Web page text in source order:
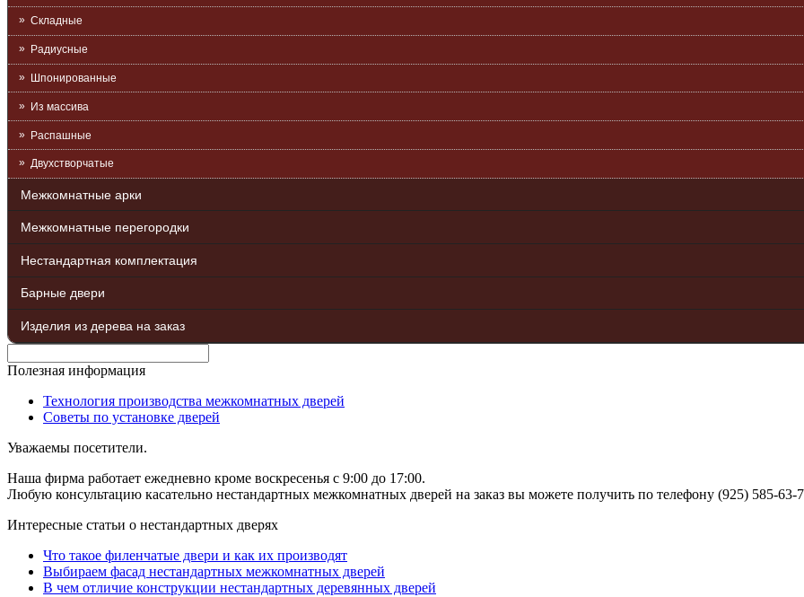
Складные
Радиусные
Шпонированные
Из массива
Распашные
Двухстворчатые
Межкомнатные арки
Межкомнатные перегородки
Нестандартная комплектация
Барные двери
Изделия из дерева на заказ
Полезная информация
Технология производства межкомнатных дверей
Советы по установке дверей
Уважаемы посетители.
Наша фирма работает ежедневно кроме воскресенья с 9:00 до 17:00.
Любую консультацию касательно нестандартных межкомнатных дверей на заказ вы можете получить по телефону (925) 585-63-
Интересные статьи о нестандартных дверях
Что такое филенчатые двери и как их производят
Выбираем фасад нестандартных межкомнатных дверей
В чем отличие конструкции нестандартных деревянных дверей